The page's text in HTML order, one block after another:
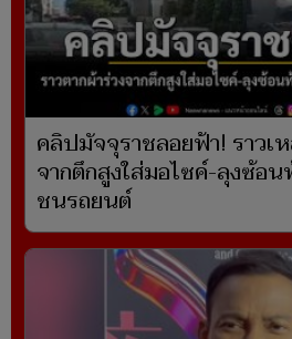
คลิปมัจจุราชลอยฟ้า! ราวเ
จากตึกสูงใส่มอไซค์-ลุงซ้อ
ชนรถยนต์